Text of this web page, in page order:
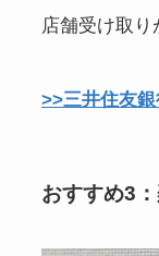
店舗受け取り
>>三井住友
おすすめ3